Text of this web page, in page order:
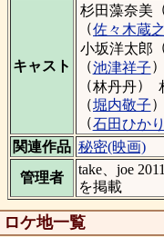
キャスト
杉田藻奈美
（佐々木蔵
小坂洋太郎
（池津祥子）
（林丹丹）
（堀内敬子）
（石田ひかり
関連作品 秘密(映画)
管理者
take、joe
を掲載
ロケ地一覧